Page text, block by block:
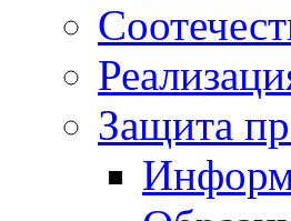
Защита